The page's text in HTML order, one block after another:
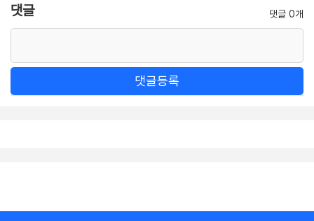
댓글 댓글 0개
댓글등록